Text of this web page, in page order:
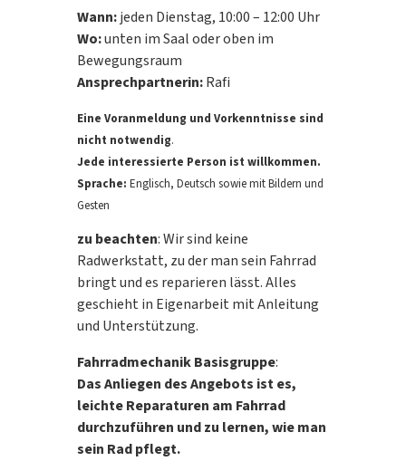
Wann:jeden Dienstag, 10:00 – 12:00 Uhr
Wo:unten im Saal oder oben im
Bewegungsraum
Ansprechpartnerin:Rafi
Eine Voranmeldung und Vorkenntnisse sind
nicht notwendig.
Jede interessierte Person ist willkommen.
Sprache: Englisch, Deutsch sowie mit Bildern und
Gesten
zu beachten: Wir sind keine
Radwerkstatt, zu der man sein Fahrrad
bringt und es reparieren lässt. Alles
geschieht in Eigenarbeit mit Anleitung
und Unterstützung.
Fahrradmechanik Basisgruppe:
Das Anliegen des Angebots ist es,
leichte Reparaturen am Fahrrad
durchzuführen und zu lernen, wie man
sein Rad pflegt.